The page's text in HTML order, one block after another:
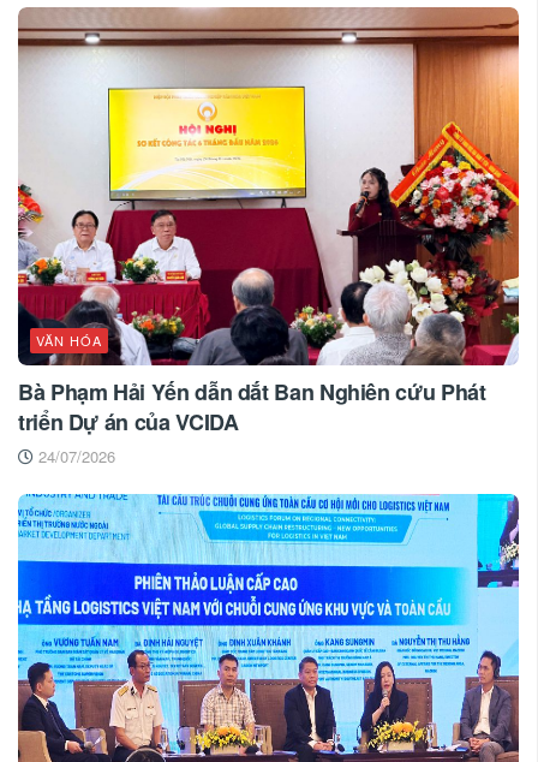
VĂN HÓA
Bà Phạm Hải Yến dẫn dắt Ban Nghiên cứu Phát
triển Dự án của VCIDA
24/07/2026